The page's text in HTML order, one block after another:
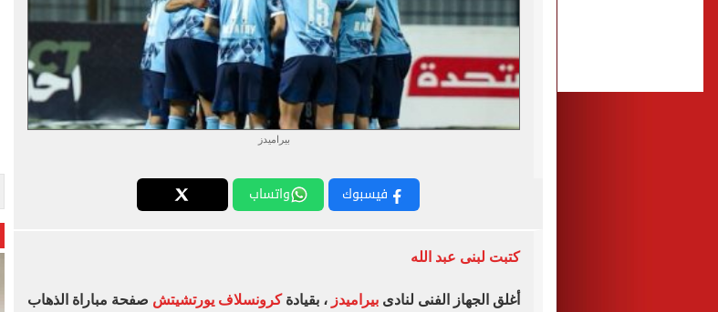
بيراميدز
فيسبوك واتساب
كتبت لبنى عبد الله
أغلق الجهاز الفنى لنادى بيراميدز ، بقيادةكرونسلاف يورتشيتش صفحة مباراة الذهاب